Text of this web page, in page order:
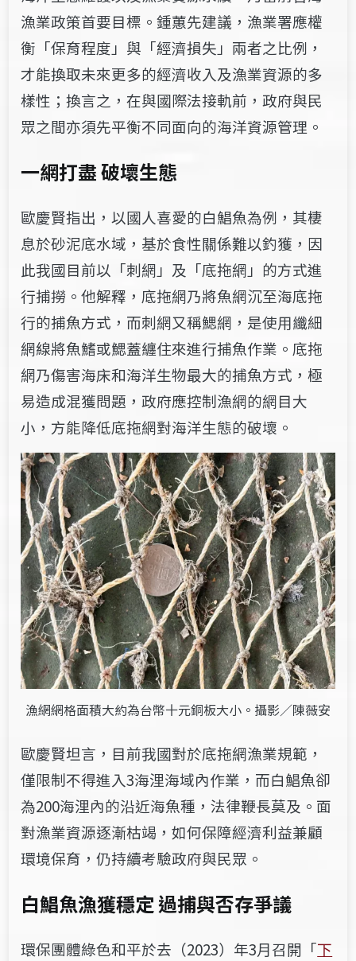
漁業政策首要目標。鍾蕙先建議，漁業署應權
衡「保育程度」與「經濟損失」兩者之比例，
才能換取未來更多的經濟收入及漁業資源的多
樣性；換言之，在與國際法接軌前，政府與民
眾之間亦須先平衡不同面向的海洋資源管理。
一網打盡 破壞生態
歐慶賢指出，以國人喜愛的白鯧魚為例，其棲
息於砂泥底水域，基於食性關係難以釣獲，因
此我國目前以「刺網」及「底拖網」的方式進
行捕撈。他解釋， 底拖網乃將魚網沉至海底拖
行的捕魚方式，而刺網又稱鰓網，是使用纖細
網線將魚鰭或鰓蓋纏住來進行捕魚作業。底拖
網乃傷害海床和海洋生物最大的捕魚方式，極
易造成混獲問題，政府應控制漁網的網目大
小，方能降低底拖網對海洋生態的破壞。
漁網網格面積大約為台幣十元銅板大小。攝影／陳薇安
歐慶賢坦言，目前我國對於底拖網漁業規範，
僅限制不得進入3海浬海域內作業，而白鯧魚卻
為200海浬內的沿近海魚種，法律鞭長莫及。面
對漁業資源逐漸枯竭，如何保障經濟利益兼顧
環境保育，仍持續考驗政府與民眾。
白鯧魚漁獲穩定 過捕與否存爭議
環保團體綠色和平於去（2023）年3月召開「下